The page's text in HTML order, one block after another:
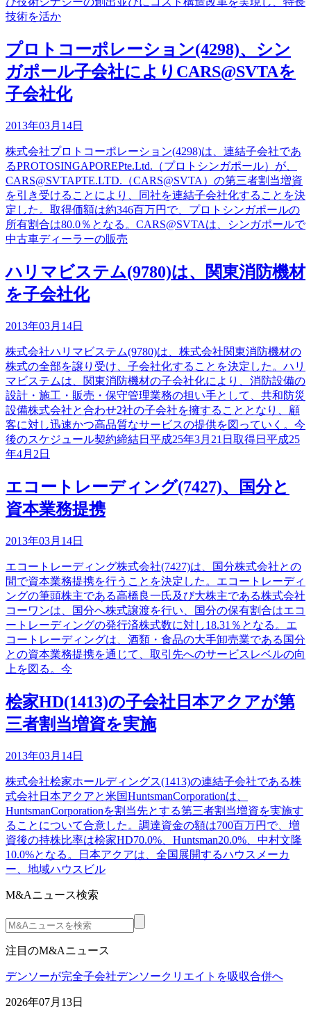
技術を活か
プロトコーポレーション(4298)、シン
ガポール子会社によりCARS@SVTAを
子会社化
2013年03月14日
株式会社プロトコーポレーション(4298)は、連結子会社であ
るPROTOSINGAPOREPte.Ltd.（プロトシンガポール）が、
CARS@SVTAPTE.LTD.（CARS@SVTA）の第三者割当増資
を引き受けることにより、同社を連結子会社化することを決
定した。取得価額は約346百万円で、プロトシンガポールの
所有割合は80.0％となる。CARS@SVTAは、シンガポールで
中古車ディーラーの販売
ハリマビステム(9780)は、関東消防機材
を子会社化
2013年03月14日
株式会社ハリマビステム(9780)は、株式会社関東消防機材の
株式の全部を譲り受け、子会社化することを決定した。ハリ
マビステムは、関東消防機材の子会社化により、消防設備の
設計・施工・販売・保守管理業務の担い手として、共和防災
設備株式会社と合わせ2社の子会社を擁することとなり、顧
客に対し迅速かつ高品質なサービスの提供を図っていく。今
後のスケジュール契約締結日平成25年3月21日取得日平成25
年4月2日
エコートレーディング(7427)、国分と
資本業務提携
2013年03月14日
エコートレーディング株式会社(7427)は、国分株式会社との
間で資本業務提携を行うことを決定した。エコートレーディ
ングの筆頭株主である高橋良一氏及び大株主である株式会社
コーワンは、国分へ株式譲渡を行い、国分の保有割合はエコ
ートレーディングの発行済株式数に対し18.31％となる。エ
コートレーディングは、酒類・食品の大手卸売業である国分
との資本業務提携を通じて、取引先へのサービスレベルの向
上を図る。今
桧家HD(1413)の子会社日本アクアが第
三者割当増資を実施
2013年03月14日
株式会社桧家ホールディングス(1413)の連結子会社である株
式会社日本アクアと米国HuntsmanCorporationは、
HuntsmanCorporationを割当先とする第三者割当増資を実施す
ることについて合意した。調達資金の額は700百万円で、増
資後の持株比率は桧家HD70.0%、Huntsman20.0%、中村文隆
10.0%となる。日本アクアは、全国展開するハウスメーカ
ー、地域ハウスビル
M&Aニュース検索
注目のM&Aニュース
デンソーが完全子会社デンソークリエイトを吸収合併へ
2026年07月13日